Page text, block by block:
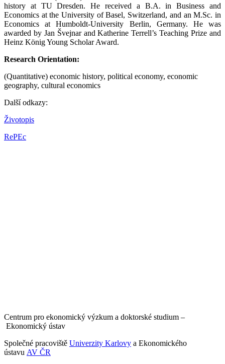
history at TU Dresden. He received a B.A. in Business and
Economics at the University of Basel, Switzerland, and an M.Sc. in
Economics at Humboldt-University Berlin, Germany. He was
awarded by Jan Švejnar and Katherine Terrell’s Teaching Prize and
Heinz König Young Scholar Award.
Research Orientation:
(Quantitative) economic history, political economy, economic
geography, cultural economics
Další odkazy:
Životopis
RePEc
Centrum pro ekonomický výzkum a doktorské studium –
Ekonomický ústav
Společné pracoviště Univerzity Karlovy a Ekonomického
ústavu AV ČR